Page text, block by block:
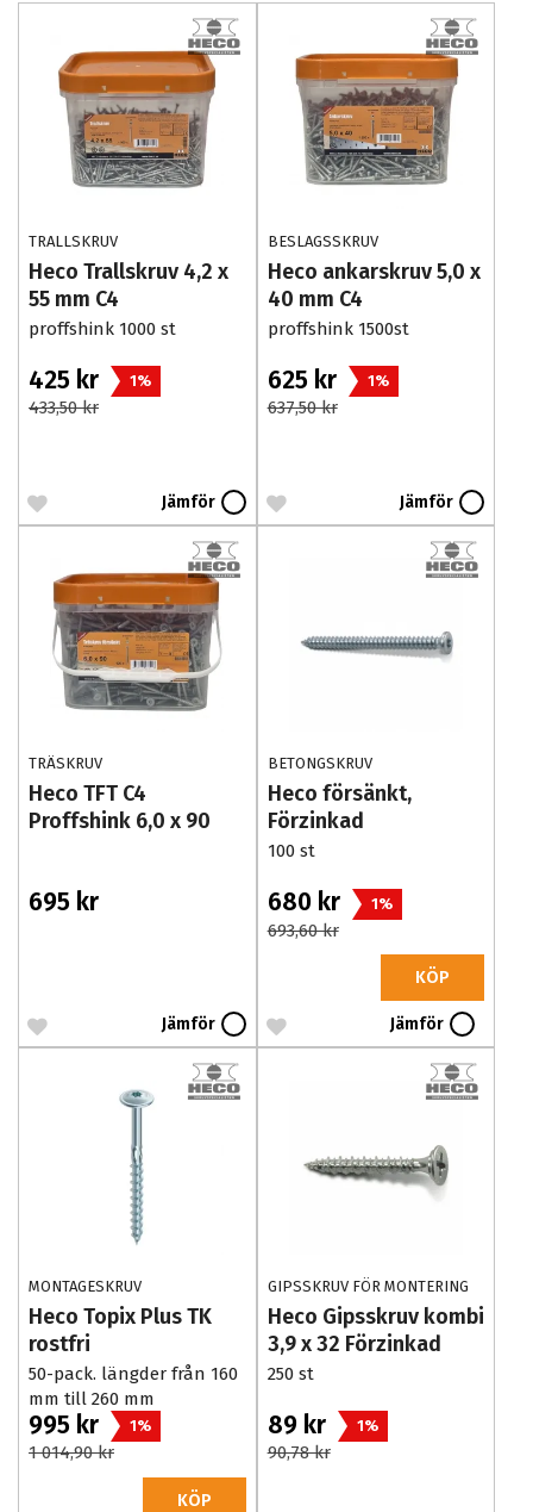
TRALLSKRUV
Heco Trallskruv 4,2 x
55 mm C4
proffshink 1000 st
425 kr 1%
433,50 kr
Jämför
BESLAGSSKRUV
Heco ankarskruv 5,0 x
40 mm C4
proffshink 1500st
625 kr 1%
637,50 kr
Jämför
TRÄSKRUV
Heco TFT C4
Proffshink 6,0 x 90
695 kr
Jämför
BETONGSKRUV
Heco försänkt,
Förzinkad
100 st
680 kr 1%
693,60 kr
KÖP
Jämför
MONTAGESKRUV
Heco Topix Plus TK
rostfri
50-pack. längder från 160
mm till 260 mm
995 kr 1%
1 014,90 kr
KÖP
GIPSSKRUV FÖR MONTERING
AV GIPSSKIVOR
Heco Gipsskruv kombi
3,9 x 32 Förzinkad
250 st
89 kr 1%
90,78 kr